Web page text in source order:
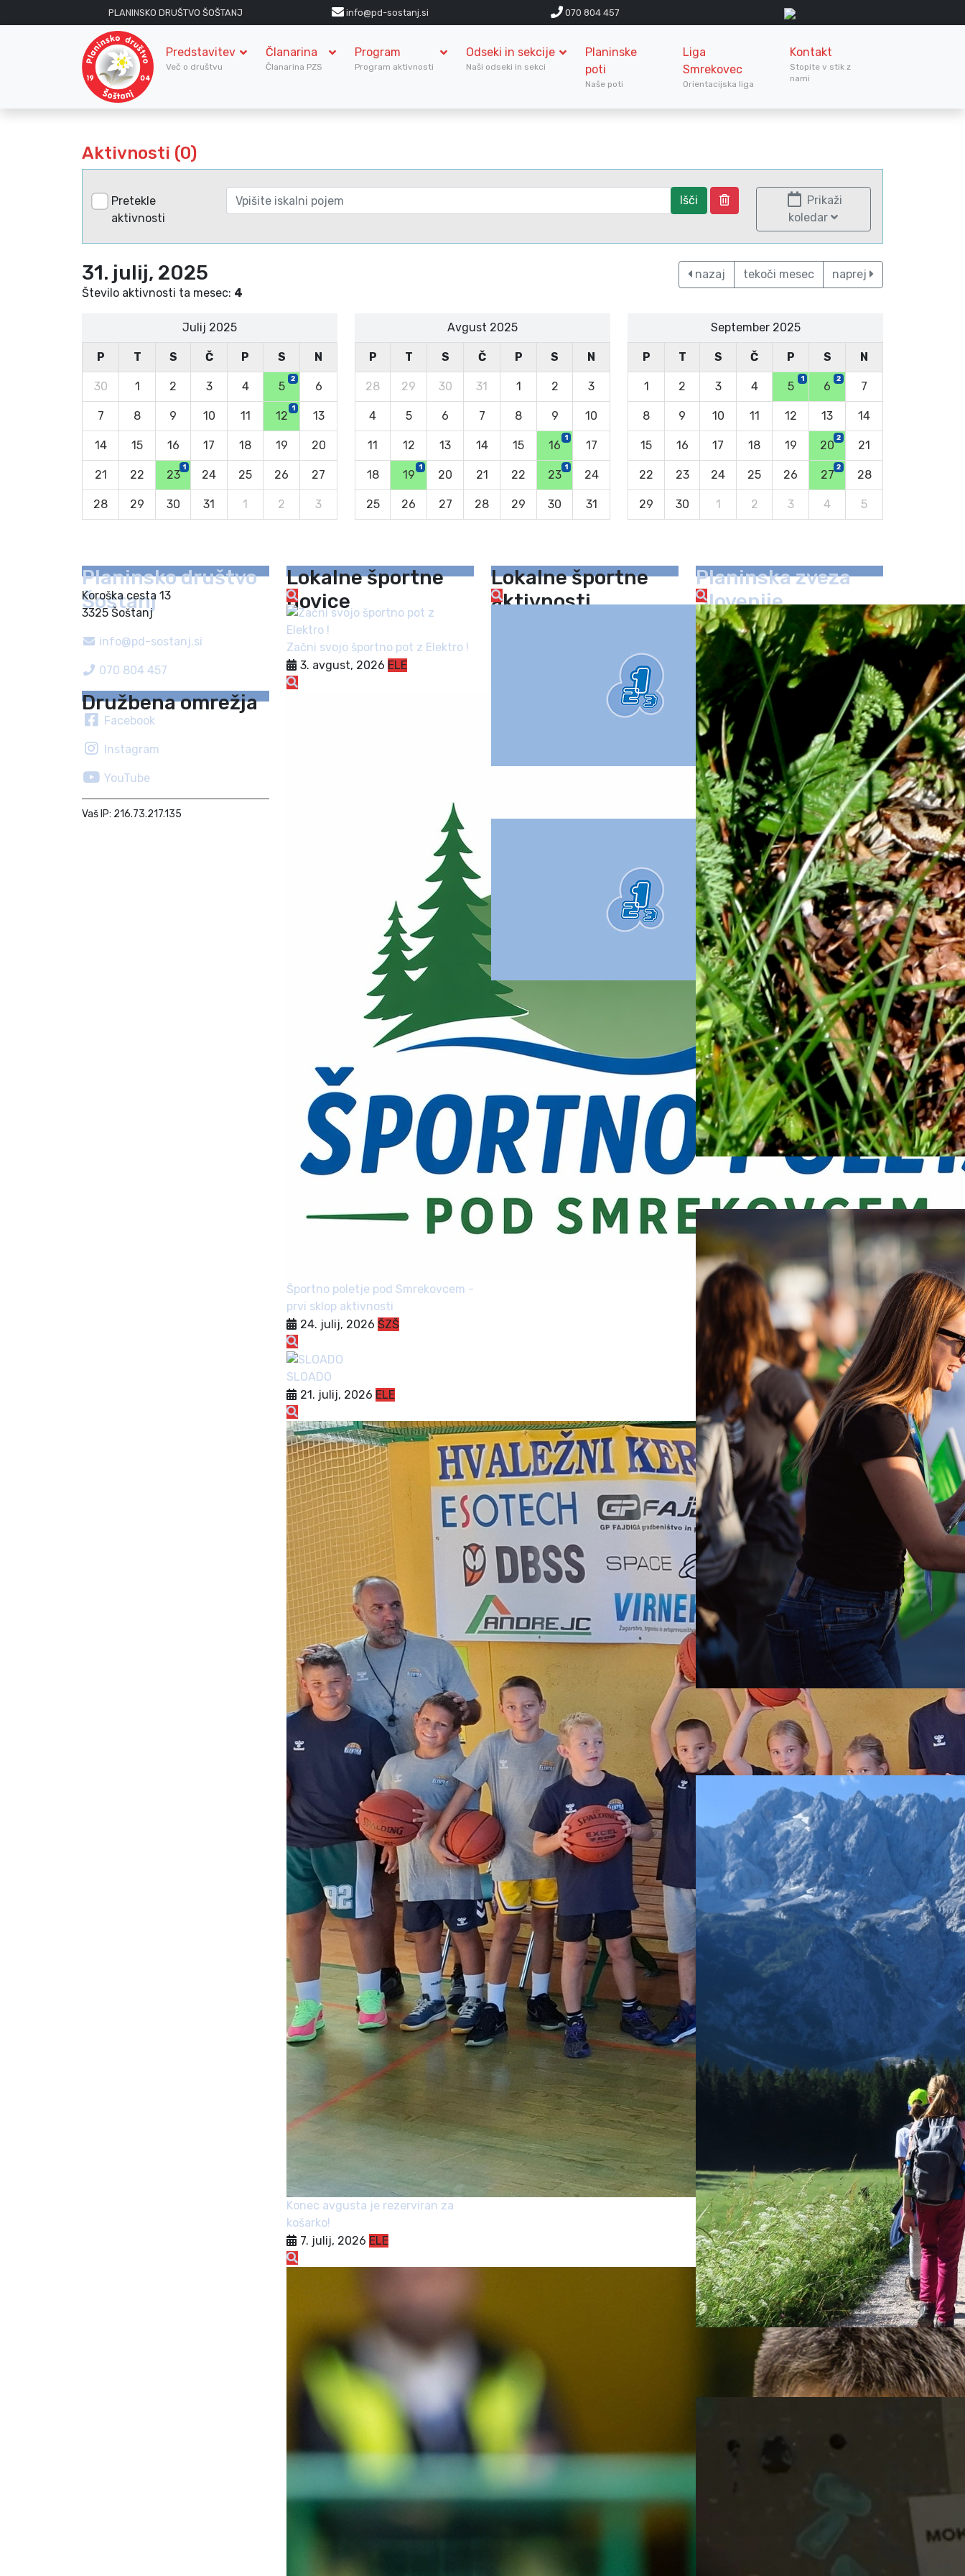
PLANINSKO DRUŠTVO ŠOŠTANJ info@pd-sostanj.si 070 804 457
Predstavitev
Več o društvu
Članarina
Članarina PZS
Program
Program aktivnosti
Odseki in sekcije
Naši odseki in sekci
Planinske
poti
Naše poti
Liga
Smrekovec
Orientacijska liga
Kontakt
Stopite v stik z
nami
Aktivnosti (0)
Pretekle
aktivnosti
Išči
Prikaži
koledar
31. julij, 2025
Število aktivnosti ta mesec: 4
nazaj tekoči mesec naprej
Julij 2025
P T S Č P S N
30 1 2 3 4 5
2
6
7 8 9 10 11 12
1
13
14 15 16 17 18 19 20
21 22 23
1
24 25 26 27
28 29 30 31 1 2 3
Avgust 2025
P T S Č P S N
28 29 30 31 1 2 3
4 5 6 7 8 9 10
11 12 13 14 15 16
1
17
18 19
1
20 21 22 23
1
24
25 26 27 28 29 30 31
September 2025
P T S Č P S N
1 2 3 4 5
1
6
2
7
8 9 10 11 12 13 14
15 16 17 18 19 20
2
21
22 23 24 25 26 27
2
28
29 30 1 2 3 4 5
Planinsko društvo
Šoštanj
Koroška cesta 13
3325 Šoštanj
info@pd-sostanj.si
070 804 457
Družbena omrežja
Facebook
Instagram
YouTube
Vaš IP: 216.73.217.135
Lokalne športne
novice
Začni svojo športno pot z Elektro !
3. avgust, 2026 ELE
Športno poletje pod Smrekovcem -
prvi sklop aktivnosti
24. julij, 2026 ŠZŠ
SLOADO
21. julij, 2026 ELE
Konec avgusta je rezerviran za
košarko!
7. julij, 2026 ELE
Lokalne športne
aktivnosti
Dan odprtih vrat šoštanjskega
športa
23. september, 2026
Planinska zveza
Slovenije
V gorah živijo tudi kače
Vabilo za prostovoljce –Svetovna
serija v športnem plezanju Koper
2026
06. August, 2026 PZS
Studio ob 17.00 z Jezerskega:
Odgovorno v gore
05. August, 2026 PZS